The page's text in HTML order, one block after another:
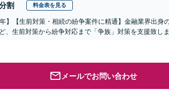
割 料金表を見る
年】【生前対策・相続の紛争案件に精通】金融業界出
、生前対策から紛争対応まで「争族」対策を支援致し
メールでお問い合わせ